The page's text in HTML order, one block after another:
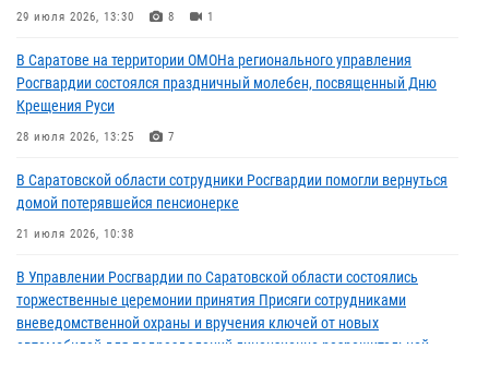
29 июля 2026, 13:30 8 1
В Саратове на территории ОМОНа регионального управления
Росгвардии состоялся праздничный молебен, посвященный Дню
Крещения Руси
28 июля 2026, 13:25 7
В Саратовской области сотрудники Росгвардии помогли вернуться
домой потерявшейся пенсионерке
21 июля 2026, 10:38
В Управлении Росгвардии по Саратовской области состоялись
торжественные церемонии принятия Присяги сотрудниками
вневедомственной охраны и вручения ключей от новых
автомобилей для подразделений лицензионно-разрешительной